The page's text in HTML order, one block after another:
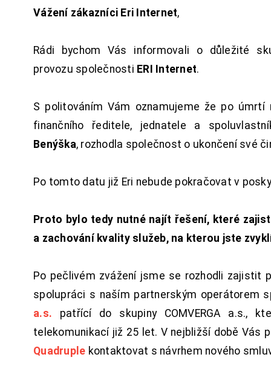
Vážení zákazníci Eri Internet,
Rádi bychom Vás informovali o důležité
provozu společnosti ERI Internet.
S politováním Vám oznamujeme že po úmrtí
finančního ředitele, jednatele a
Benýška, rozhodla společnost o ukončení své
Po tomto datu již Eri nebude pokračovat v
Proto bylo tedy nutné najít řešení, které
a zachování kvality služeb, na kterou jste
Po pečlivém zvážení jsme se rozhodli zajistit
spolupráci s naším partnerským operátorem
a.s. patřící do skupiny COMVERGA a.s.,
telekomunikací již 25 let. V nejbližší době Vás
Quadruple kontaktovat s návrhem nového